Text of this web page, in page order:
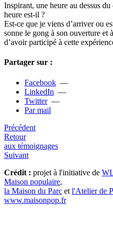
Inspirant, une heure au dessus
heure est-il ?
Est-ce que je viens d’arri­­ver ou
sonne le gong à son ouver­­ture et
d’avoir par­­ti­­cipé à cette
Partager sur :
Facebook —
LinkedIn —
Twitter—
Par mail
Précédent
Retour
aux témoignages
Suivant
Crédit : projet à l'initiative de
Maison populaire,
la Maison du Parc et l'Atelier de
www.maisonpop.fr